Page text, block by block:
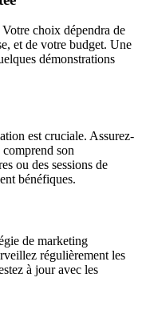
choix dépendra de
et de votre budget. Une
démonstrations
est cruciale. Assurez-
son
ou des sessions de
bénéfiques.
de marketing
régulièrement les
à jour avec les